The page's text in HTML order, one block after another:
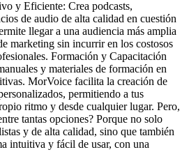
y Eficiente: Crea podcasts,
de audio de alta calidad en cuestión
llegar a una audiencia más amplia
marketing sin incurrir en los costosos
Formación y Capacitación
y materiales de formación en
MorVoice facilita la creación de
permitiendo a tus
ritmo y desde cualquier lugar. Pero,
tantas opciones? Porque no solo
y de alta calidad, sino que también
intuitiva y fácil de usar, con una